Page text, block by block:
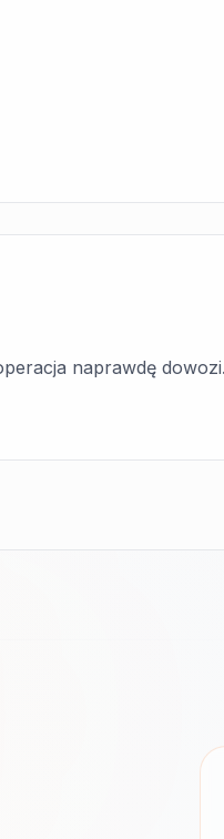
naprawdę dowozi.